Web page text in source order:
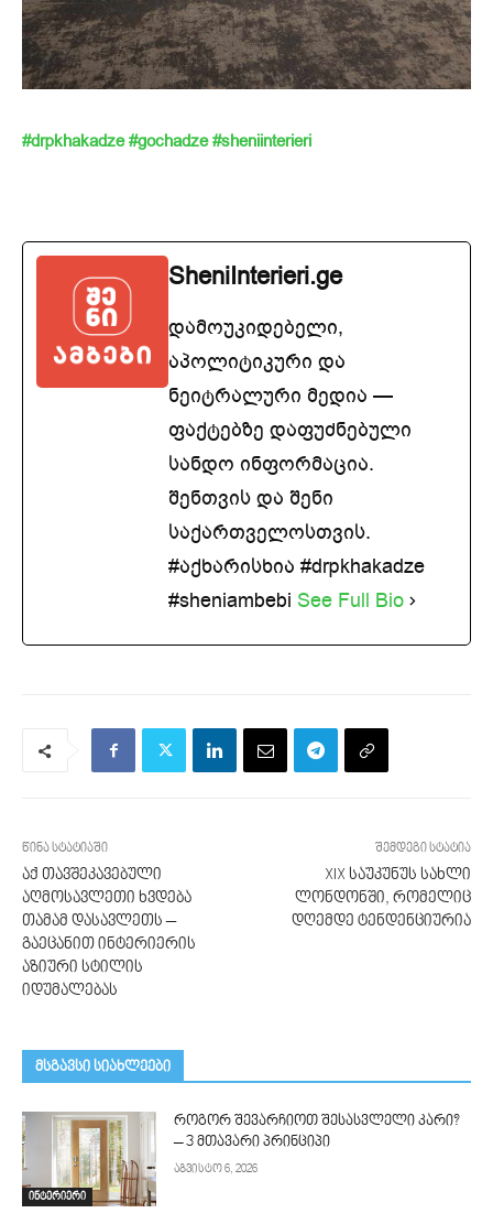
#drpkhakadze #gochadze #sheniinterieri
SheniInterieri.ge
დამოუკიდებელი,
აპოლიტიკური და
ნეიტრალური მედია —
ფაქტებზე დაფუძნებული
სანდო ინფორმაცია.
შენთვის და შენი
საქართველოსთვის.
#აქხარისხია #drpkhakadze
#sheniambebi See Full Bio
წინა სტატიაში
აქ თავშეკავებული
აღმოსავლეთი ხვდება
თამამ დასავლეთს –
გაეცანით ინტერიერის
აზიური სტილის
იდუმალებას
შემდეგი სტატია
XIX საუკუნუს სახლი
ლონდონში, რომელიც
დღემდე ტენდენციურია
მსგავსი სიახლეები
ინტერიერი
როგორ შევარჩიოთ შესასვლელი კარი?
– 3 მთავარი პრინციპი
აგვისტო 6, 2026